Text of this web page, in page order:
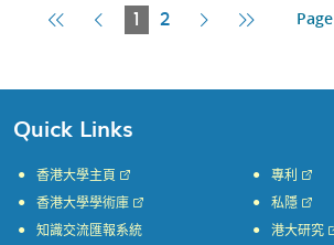
FirstPrevious
1
Current
2
Next Last
Page
Quick Links
香港大學主頁
香港大學學術庫
知識交流匯報系統
專利
私隱
港大研究